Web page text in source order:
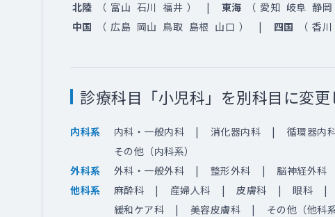
北陸
（ 富山 石川 福井 ） 東海 （ 愛知 岐阜 静岡
中国
（ 広島 岡山 鳥取 島根 山口 ） 四国 （ 香川
診療科目「小児科」を別科目に変
内科系 内科・一般内科 消化器内科 循環器内
その他（内科系）
外科系
外科・一般外科 整形外科 脳神経外科
他科系
麻酔科 産婦人科 皮膚科 眼科
緩和ケア科
美容皮膚科 その他（他科系